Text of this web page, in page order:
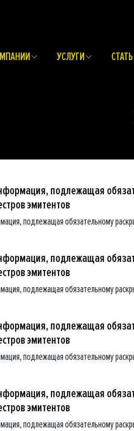
УСЛУГИ
подлежащая
эмитентов
подлежащая обязательному
подлежащая
эмитентов
подлежащая обязательному
подлежащая
эмитентов
подлежащая обязательному
подлежащая
эмитентов
подлежащая обязательному